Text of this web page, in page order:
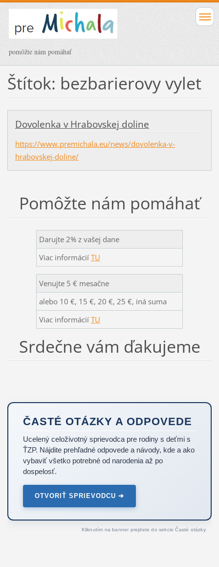
pomôžte nám pomáhať
Štítok: bezbarierovy vylet
Dovolenka v Hrabovskej doline
https://www.premichala.eu/news/dovolenka-v-
hrabovskej-doline/
Pomôžte nám pomáhať
Darujte 2% z vašej dane
Viac informácií TU
Venujte 5 € mesačne
alebo 10 €, 15 €, 20 €, 25 €, iná suma
Viac informácií TU
Srdečne vám ďakujeme
ČASTÉ OTÁZKY A ODPOVEDE
Ucelený celoživotný sprievodca pre rodiny s deťmi s
ŤZP. Nájdite prehľadné odpovede a návody, kde a ako
vybaviť všetko potrebné od narodenia až po
dospelosť.
OTVORIŤ SPRIEVODCU ➔
Kliknutím na banner prejdete do sekcie Časté otázky.